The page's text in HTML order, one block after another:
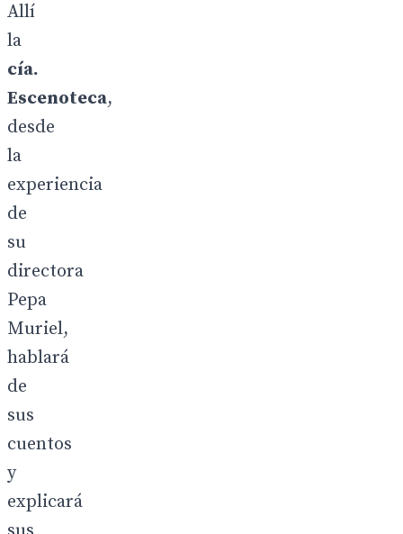
Allí
la
cía.
Escenoteca,
desde
la
experiencia
de
su
directora
Pepa
Muriel,
hablará
de
sus
cuentos
y
explicará